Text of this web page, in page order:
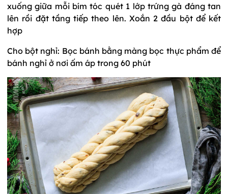
xuống giữa mỗi bím tóc quét 1 lớp trứng gà đáng tan
lên rồi đặt tầng tiếp theo lên. Xoắn 2 đầu bột để kết
hợp
Cho bột nghỉ: Bọc bánh bằng màng bọc thực phẩm để
bánh nghỉ ở nơi ấm áp trong 60 phút